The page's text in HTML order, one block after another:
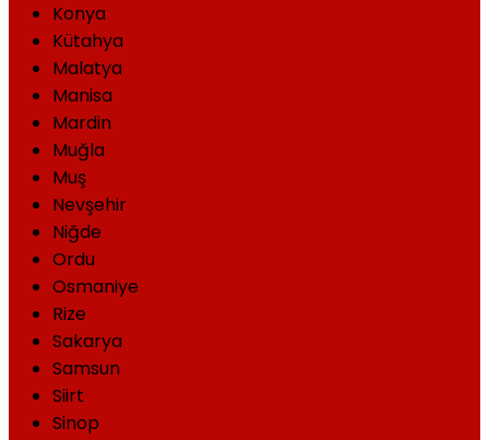
Konya
Kütahya
Malatya
Manisa
Mardin
Muğla
Muş
Nevşehir
Niğde
Ordu
Osmaniye
Rize
Sakarya
Samsun
Siirt
Sinop